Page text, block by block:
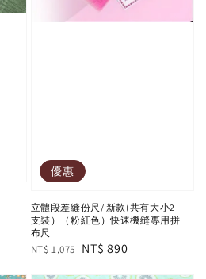
優惠
立體段差縫份尺/ 新款(共有大小2
支裝）（粉紅色）快速機縫專用拼
布尺
Regular
NT$ 1,075 Sale
NT$ 890